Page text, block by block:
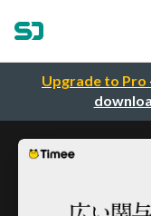
Upgrade to Pro